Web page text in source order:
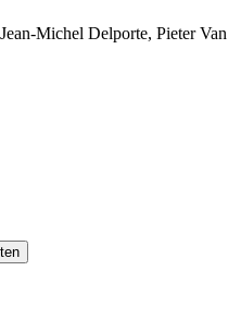
Michel Delporte, Pieter Van